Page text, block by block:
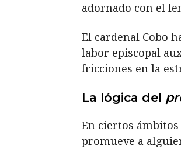
adornado con el
El cardenal Cobo
labor episcopal
fricciones en la
La lógica del
En ciertos
promueve a